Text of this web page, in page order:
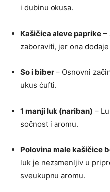
i dubinu okusa.
Kašičica aleve paprike –
zaboraviti, jer ona
So i biber – Osnovni
ukus ćufti.
1 manji luk (nariban) –
sočnost i aromu.
Polovina male kašičice
luk je nezamenljiv u
sveukupnu aromu.